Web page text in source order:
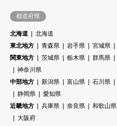
都道府県
北海道
北海道
東北地方
青森県 岩手県 宮城県
関東地方
茨城県 栃木県 群馬県
神奈川県
中部地方
新潟県 富山県 石川県
静岡県
愛知県
近畿地方
兵庫県 奈良県 和歌山県
大阪府